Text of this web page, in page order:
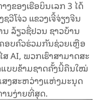
ຂອງ​ເຮືອ​ບິນ​ເລກ 3 ໄດ້
ວີ​ໂຈ່ວ ແຂວງ​ເຈີ້​ຈ່ຽງ​ຈີນ
ລ້ຽວ​ຊື່ຢວນ ຊາວບ້ານ
ບຄົວ​ຮ່ວມ​ກັນຊ່ວຍເ​ຫຼືອ
AI, ພວກເຮົາສາມາດ​ສະ​
ບບຂ້າມຊາດ​ຄັ້ງນີ້​ຄືນ​ໃໝ່
ສງສະຫວ່າງແຫ່ງມະນຸດ
ນ​ງ່າຍ​ທີ່​ສຸດ.